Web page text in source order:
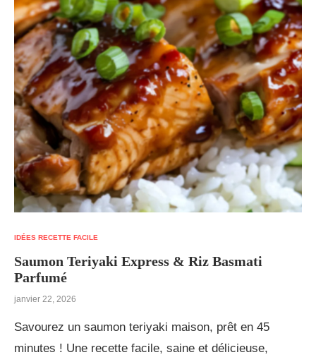
IDÉES RECETTE FACILE
Saumon Teriyaki Express & Riz Basmati
Parfumé
janvier 22, 2026
Savourez un saumon teriyaki maison, prêt en 45
minutes ! Une recette facile, saine et délicieuse,